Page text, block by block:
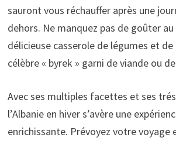
sauront vous réchauffer après une
dehors. Ne manquez pas de goûter
délicieuse casserole de légumes et
célèbre « byrek » garni de viande ou
Avec ses multiples facettes et ses
l’Albanie en hiver s’avère une
enrichissante. Prévoyez votre voyage